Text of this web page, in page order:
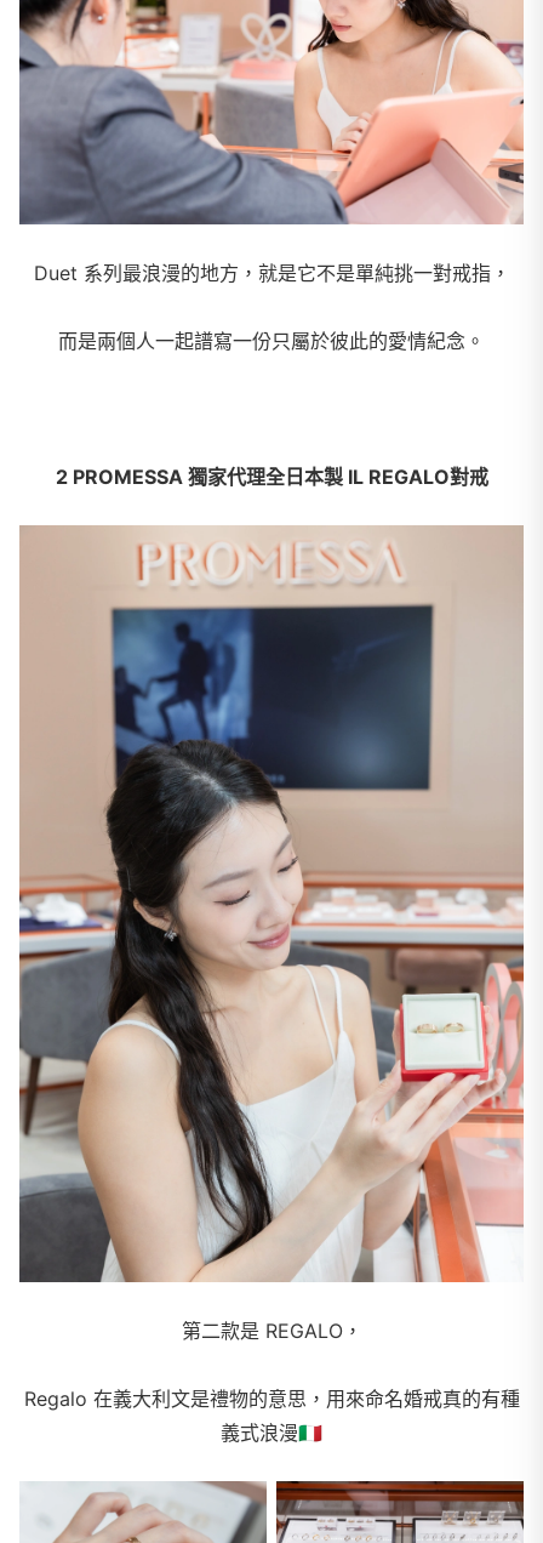
Duet 系列最浪漫的地方，就是它不是單純挑一對戒指，
而是兩個人一起譜寫一份只屬於彼此的愛情紀念。
2 PROMESSA 獨家代理全日本製 IL REGALO對戒
第二款是 REGALO，
Regalo 在義大利文是禮物的意思，用來命名婚戒真的有種
義式浪漫🇮🇹